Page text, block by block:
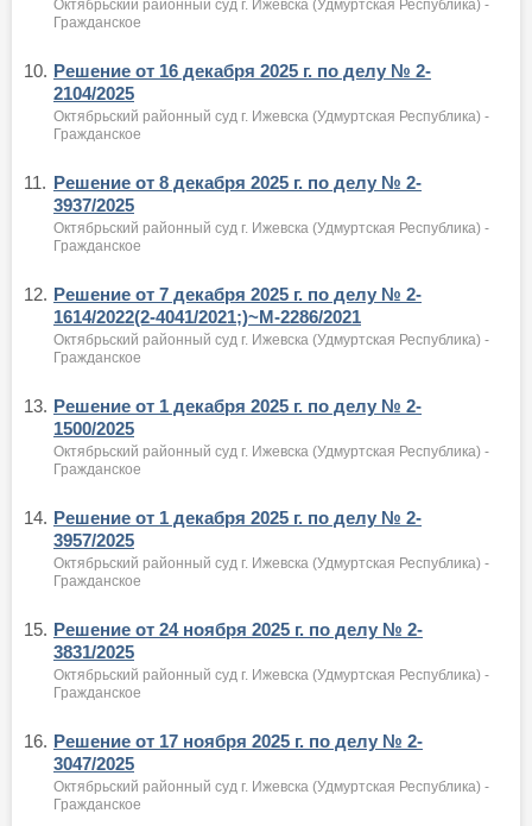
Октябрьский районный суд г. Ижевска (Удмуртская Республика) -
Гражданское
10. Решение от 16 декабря 2025 г. по делу № 2-
2104/2025
Октябрьский районный суд г. Ижевска (Удмуртская Республика) -
Гражданское
11. Решение от 8 декабря 2025 г. по делу № 2-
3937/2025
Октябрьский районный суд г. Ижевска (Удмуртская Республика) -
Гражданское
12. Решение от 7 декабря 2025 г. по делу № 2-
1614/2022(2-4041/2021;)~М-2286/2021
Октябрьский районный суд г. Ижевска (Удмуртская Республика) -
Гражданское
13. Решение от 1 декабря 2025 г. по делу № 2-
1500/2025
Октябрьский районный суд г. Ижевска (Удмуртская Республика) -
Гражданское
14. Решение от 1 декабря 2025 г. по делу № 2-
3957/2025
Октябрьский районный суд г. Ижевска (Удмуртская Республика) -
Гражданское
15. Решение от 24 ноября 2025 г. по делу № 2-
3831/2025
Октябрьский районный суд г. Ижевска (Удмуртская Республика) -
Гражданское
16. Решение от 17 ноября 2025 г. по делу № 2-
3047/2025
Октябрьский районный суд г. Ижевска (Удмуртская Республика) -
Гражданское